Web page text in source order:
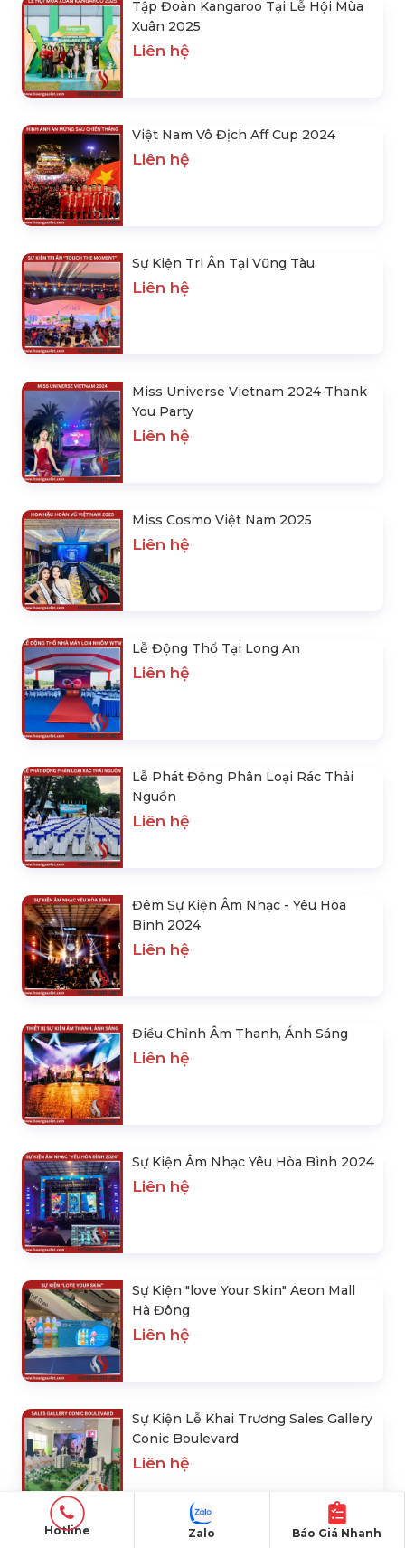
Tập Đoàn Kangaroo Tại Lễ Hội Mùa
Xuân 2025
Liên hệ
Việt Nam Vô Địch Aff Cup 2024
Liên hệ
Sự Kiện Tri Ân Tại Vũng Tàu
Liên hệ
Miss Universe Vietnam 2024 Thank
You Party
Liên hệ
Miss Cosmo Việt Nam 2025
Liên hệ
Lễ Động Thổ Tại Long An
Liên hệ
Lễ Phát Động Phân Loại Rác Thải
Nguồn
Liên hệ
Đêm Sự Kiện Âm Nhạc - Yêu Hòa
Bình 2024
Liên hệ
Điều Chỉnh Âm Thanh, Ánh Sáng
Liên hệ
Sự Kiện Âm Nhạc Yêu Hòa Bình 2024
Liên hệ
Sự Kiện "love Your Skin" Aeon Mall
Hà Đông
Liên hệ
Sự Kiện Lễ Khai Trương Sales Gallery
Conic Boulevard
Liên hệ
Hotline Báo Giá Nhanh
Zalo